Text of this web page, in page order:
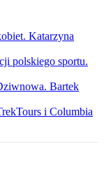
Katarzyna
polskiego sportu.
Bartek
i Columbia